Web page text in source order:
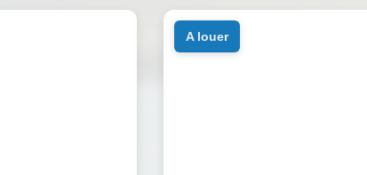
a louer